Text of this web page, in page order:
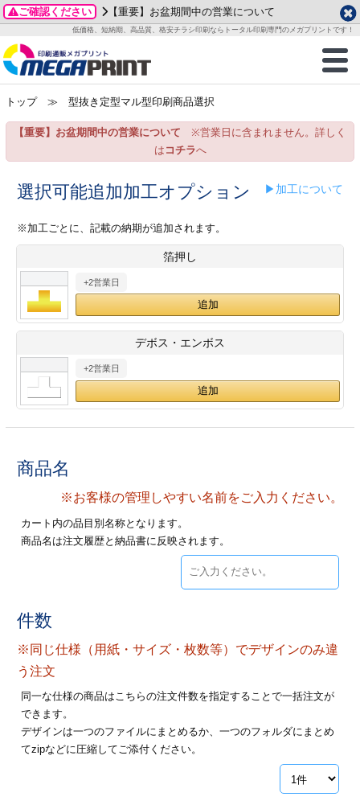
ご確認ください 【重要】お盆期間中の営業について
低価格、短納期、高品質、格安チラシ印刷ならトータル印刷専門のメガプリントです！
商品一覧
グッズ
ステッカー
ックカード印刷
業ツール印刷
＆盛り上げ印刷
ご利用ガイド
お客様へ
いて
方法
/送料について
刷
カード印刷
ックカード名刺
ムカード
型マル型印刷
ード印刷
印刷
ファイル印刷
ァイル印刷
印刷
データ作成ガイド
成前に
ガイド
加工指示ガイド
テンプレート
ード印刷
名刺印刷
ックカード
ード印刷
印刷
形マル型
印刷
名刺印刷
ムカード印刷
刷
カード印刷
フォルダー
一覧
わせ
り
プル請求
2026年 8月
月
火 水 木 金
土
1
3
4 5 6 7
8
15
24
25 26 27
29
土
1
2 3
8 9 10 11
12
14
15 16 17 18
19
25
26
28
29 30
トップ≫ 型抜き定型マル型印刷商品選択
【重要】お盆期間中の営業について ※営業日に含まれません。詳しく
は コチラへ
選択可能追加加工オプション ▶加工について
※加工ごとに、記載の納期が追加されます。
箔押し
+2営業日
デボス・エンボス
+2営業日
商品名
※お客様の管理しやすい名前をご入力ください。
カート内の品目別名称となります。
商品名は注文履歴と納品書に反映されます。
件数
※同じ仕様（用紙・サイズ・枚数等）でデザインのみ違
う注文
同一な仕様の商品はこちらの注文件数を指定することで一括注文が
できます。
デザインは一つのファイルにまとめるか、一つのフォルダにまとめ
てzipなどに圧縮してご添付ください。